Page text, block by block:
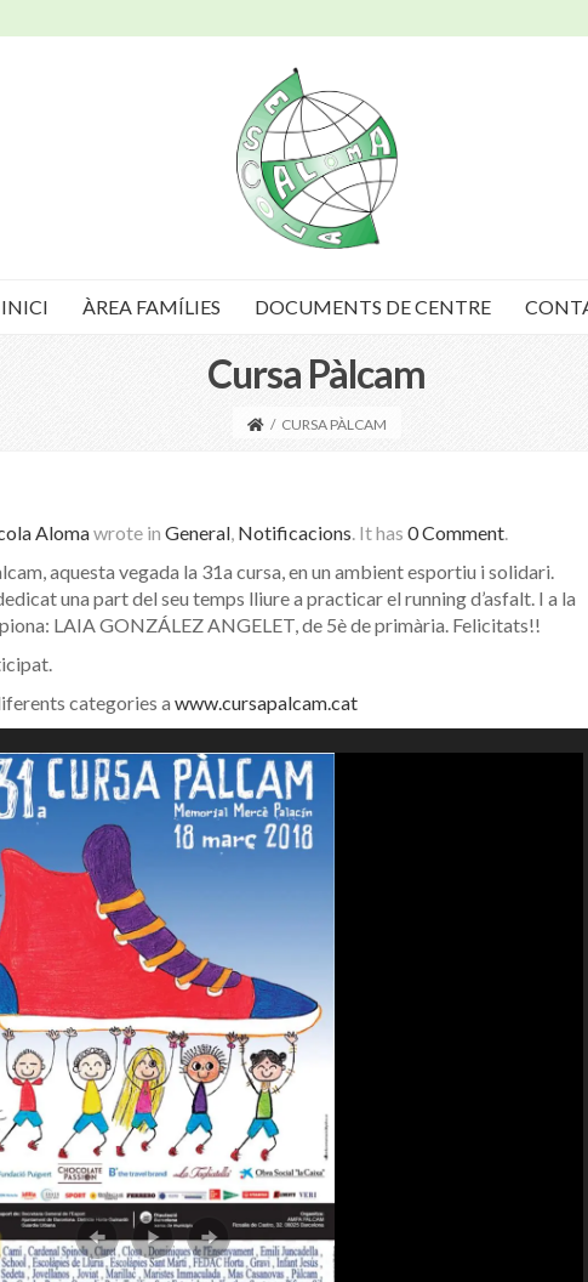
INICI ÀREA FAMÍLIES DOCUMENTS DE CENTRE
Cursa Pàlcam
/ CURSA PÀLCAM
Alomawrote in General, Notificacions. It has 0 Comment.
aquesta vegada la 31a cursa, en un ambient esportiu i solidari.
una part del seu temps lliure a practicar el running d’asfalt. I a la
LAIA GONZÁLEZ ANGELET, de 5è de primària. Felicitats!!
categories a www.cursapalcam.cat